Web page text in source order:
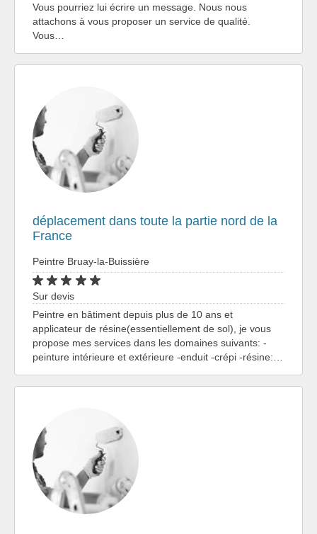
Vous pourriez lui écrire un message. Nous nous
attachons à vous proposer un service de qualité.
Vous…
déplacement dans toute la partie nord de la
France
Peintre Bruay-la-Buissière
Sur devis
Peintre en bâtiment depuis plus de 10 ans et
applicateur de résine(essentiellement de sol), je vous
propose mes services dans les domaines suivants: -
peinture intérieure et extérieure -enduit -crépi -résine:…